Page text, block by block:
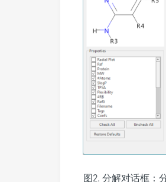
图2. 分解对话框：